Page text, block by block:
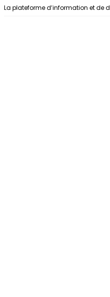
Aller au contenu
La plateforme d’information et de